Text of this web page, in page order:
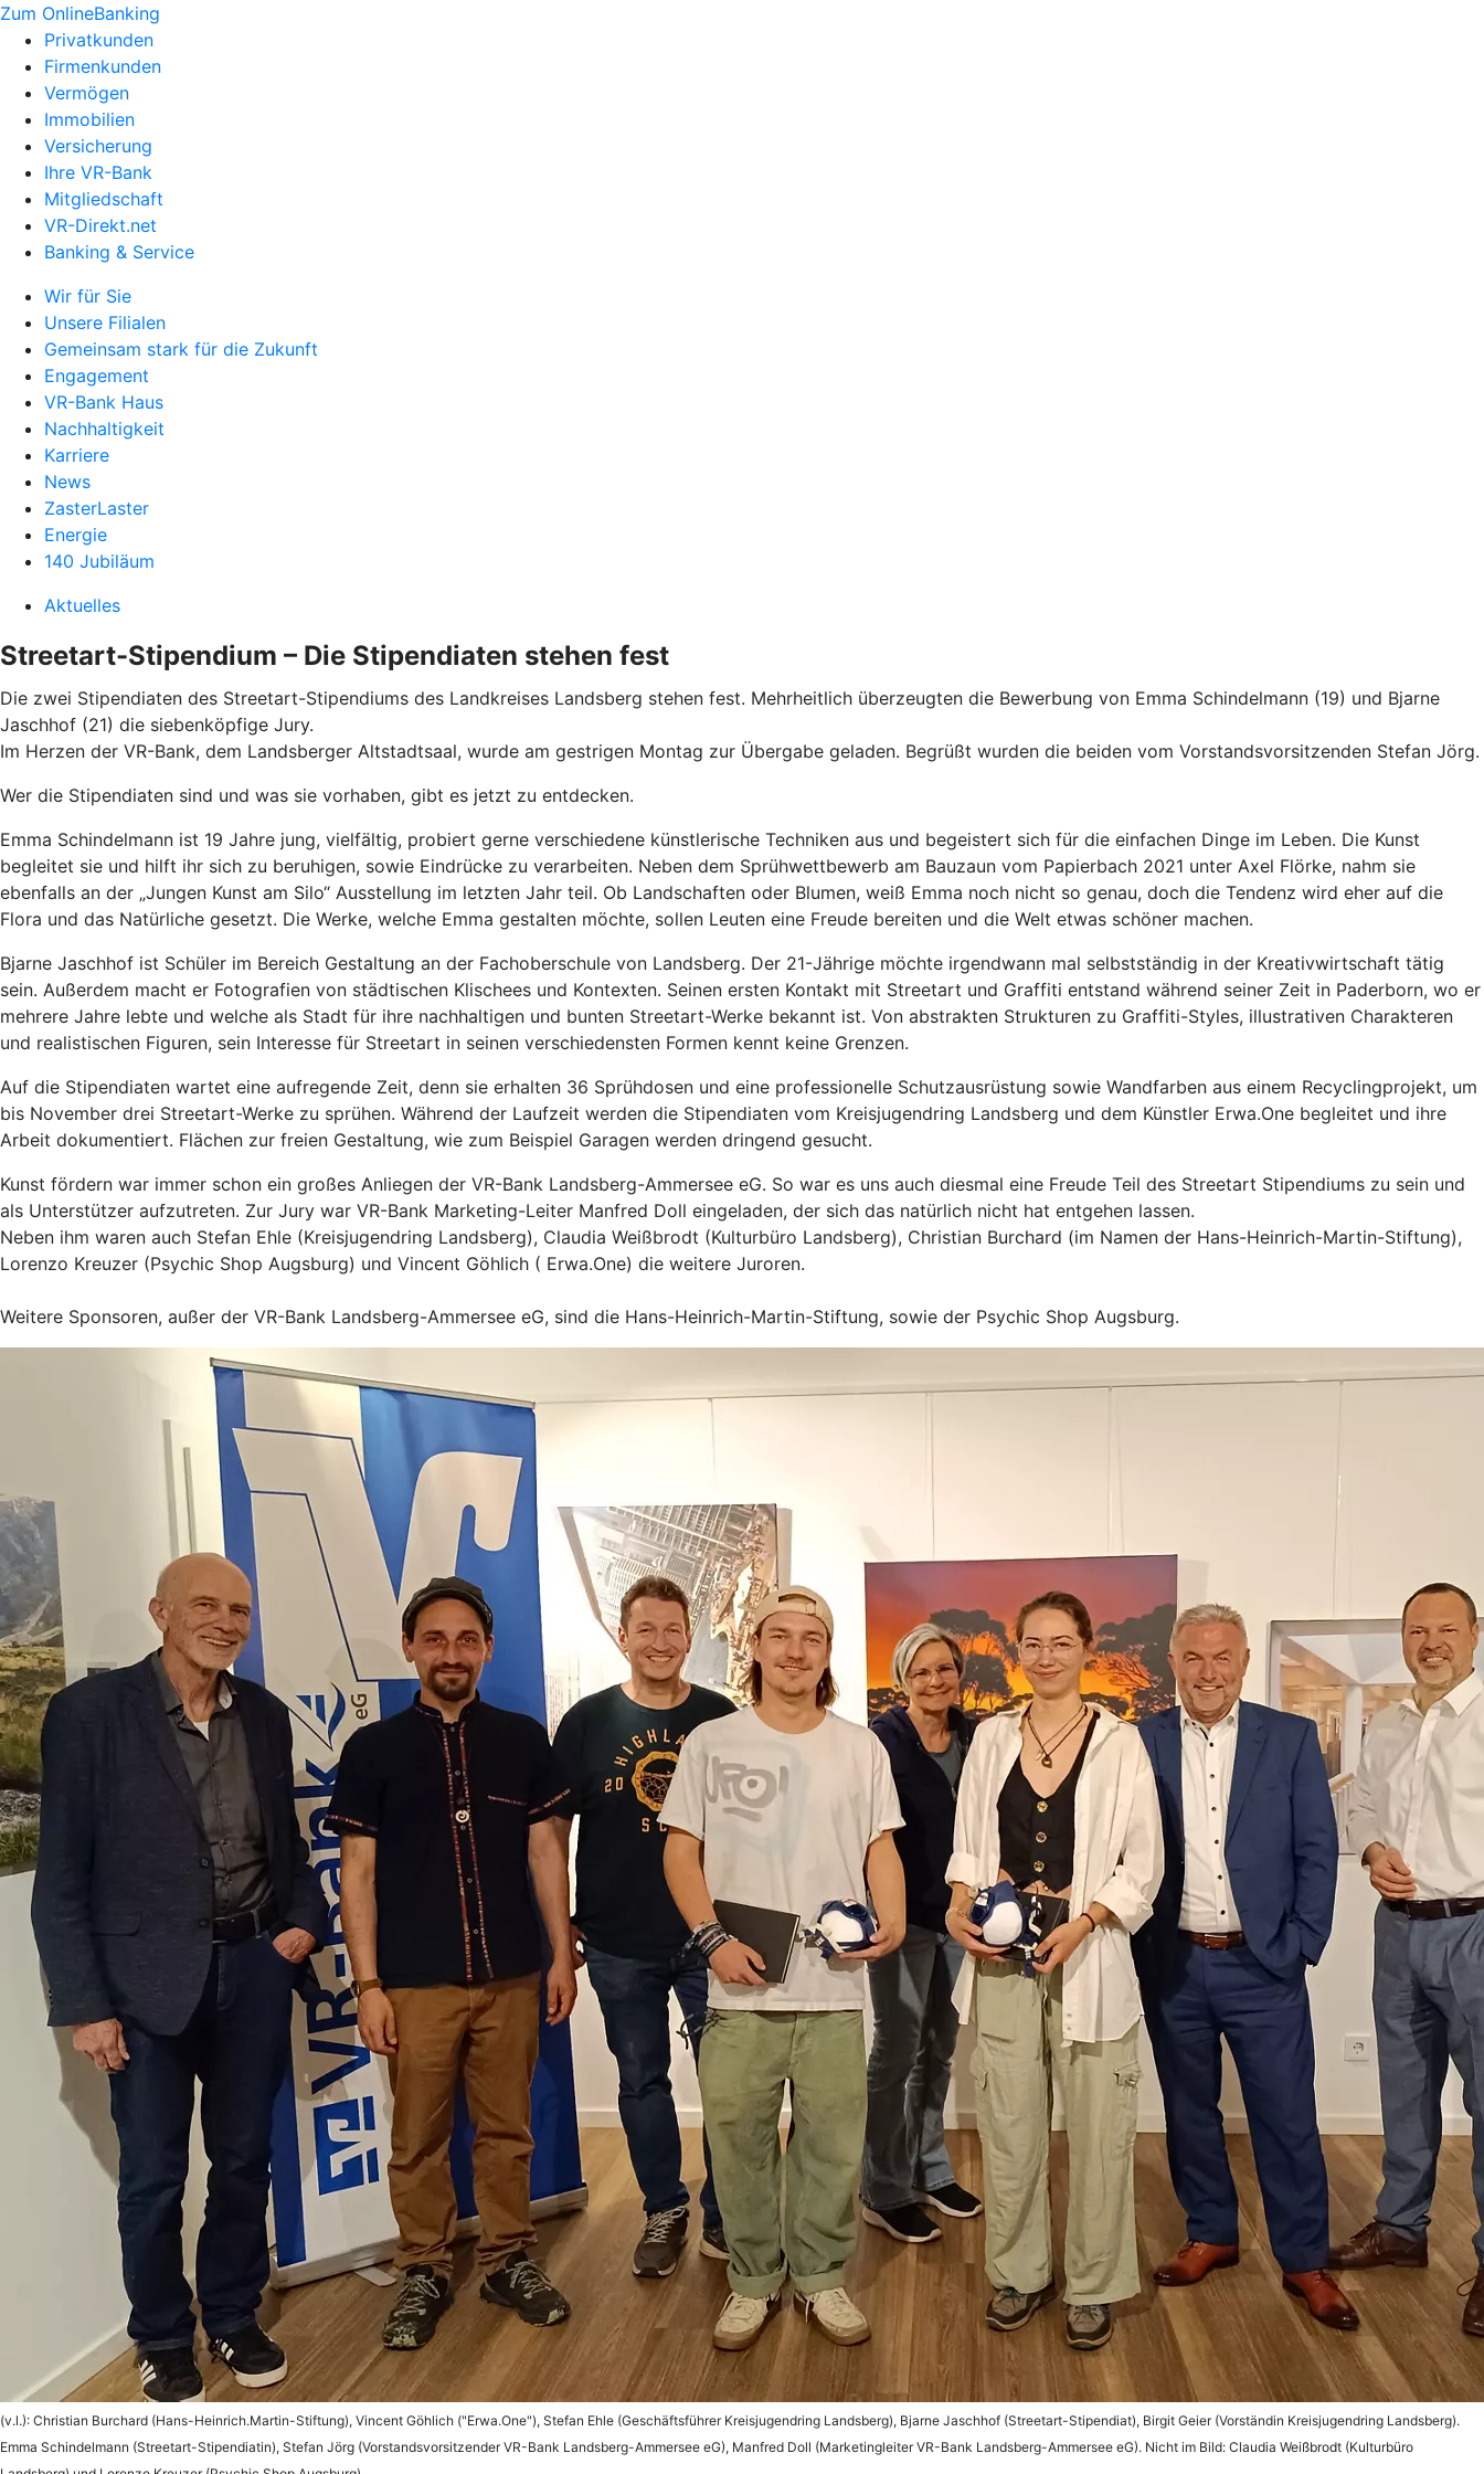
Zum OnlineBanking
Privatkunden
Firmenkunden
Vermögen
Immobilien
Versicherung
Ihre VR-Bank
Mitgliedschaft
VR-Direkt.net
Banking & Service
Wir für Sie
Unsere Filialen
Gemeinsam stark für die Zukunft
Engagement
VR-Bank Haus
Nachhaltigkeit
Karriere
News
ZasterLaster
Energie
140 Jubiläum
Aktuelles
Streetart-Stipendium – Die Stipendiaten stehen fest
Die zwei Stipendiaten des Streetart-Stipendiums des Landkreises Landsberg stehen fest. Mehrheitlich überzeugten die Bewerbung von Emma Schindelmann (19) und Bjarne
Jaschhof (21) die siebenköpfige Jury.
Im Herzen der VR-Bank, dem Landsberger Altstadtsaal, wurde am gestrigen Montag zur Übergabe geladen. Begrüßt wurden die beiden vom Vorstandsvorsitzenden Stefan Jörg.
Wer die Stipendiaten sind und was sie vorhaben, gibt es jetzt zu entdecken.
Emma Schindelmann ist 19 Jahre jung, vielfältig, probiert gerne verschiedene künstlerische Techniken aus und begeistert sich für die einfachen Dinge im Leben. Die Kunst
begleitet sie und hilft ihr sich zu beruhigen, sowie Eindrücke zu verarbeiten. Neben dem Sprühwettbewerb am Bauzaun vom Papierbach 2021 unter Axel Flörke, nahm sie
ebenfalls an der „Jungen Kunst am Silo“ Ausstellung im letzten Jahr teil. Ob Landschaften oder Blumen, weiß Emma noch nicht so genau, doch die Tendenz wird eher auf die
Flora und das Natürliche gesetzt. Die Werke, welche Emma gestalten möchte, sollen Leuten eine Freude bereiten und die Welt etwas schöner machen.
Bjarne Jaschhof ist Schüler im Bereich Gestaltung an der Fachoberschule von Landsberg. Der 21-Jährige möchte irgendwann mal selbstständig in der Kreativwirtschaft tätig
sein. Außerdem macht er Fotografien von städtischen Klischees und Kontexten. Seinen ersten Kontakt mit Streetart und Graffiti entstand während seiner Zeit in Paderborn, wo er
mehrere Jahre lebte und welche als Stadt für ihre nachhaltigen und bunten Streetart-Werke bekannt ist. Von abstrakten Strukturen zu Graffiti-Styles, illustrativen Charakteren
und realistischen Figuren, sein Interesse für Streetart in seinen verschiedensten Formen kennt keine Grenzen.
Auf die Stipendiaten wartet eine aufregende Zeit, denn sie erhalten 36 Sprühdosen und eine professionelle Schutzausrüstung sowie Wandfarben aus einem Recyclingprojekt, um
bis November drei Streetart-Werke zu sprühen. Während der Laufzeit werden die Stipendiaten vom Kreisjugendring Landsberg und dem Künstler Erwa.One begleitet und ihre
Arbeit dokumentiert. Flächen zur freien Gestaltung, wie zum Beispiel Garagen werden dringend gesucht.
Kunst fördern war immer schon ein großes Anliegen der VR-Bank Landsberg-Ammersee eG. So war es uns auch diesmal eine Freude Teil des Streetart Stipendiums zu sein und
als Unterstützer aufzutreten. Zur Jury war VR-Bank Marketing-Leiter Manfred Doll eingeladen, der sich das natürlich nicht hat entgehen lassen.
Neben ihm waren auch Stefan Ehle (Kreisjugendring Landsberg), Claudia Weißbrodt (Kulturbüro Landsberg), Christian Burchard (im Namen der Hans-Heinrich-Martin-Stiftung),
Lorenzo Kreuzer (Psychic Shop Augsburg) und Vincent Göhlich ( Erwa.One) die weitere Juroren.
Weitere Sponsoren, außer der VR-Bank Landsberg-Ammersee eG, sind die Hans-Heinrich-Martin-Stiftung, sowie der Psychic Shop Augsburg.
(v.l.): Christian Burchard (Hans-Heinrich.Martin-Stiftung), Vincent Göhlich ("Erwa.One"), Stefan Ehle (Geschäftsführer Kreisjugendring Landsberg), Bjarne Jaschhof (Streetart-Stipendiat), Birgit Geier (Vorständin Kreisjugendring Landsberg).
Emma Schindelmann (Streetart-Stipendiatin), Stefan Jörg (Vorstandsvorsitzender VR-Bank Landsberg-Ammersee eG), Manfred Doll (Marketingleiter VR-Bank Landsberg-Ammersee eG). Nicht im Bild: Claudia Weißbrodt (Kulturbüro